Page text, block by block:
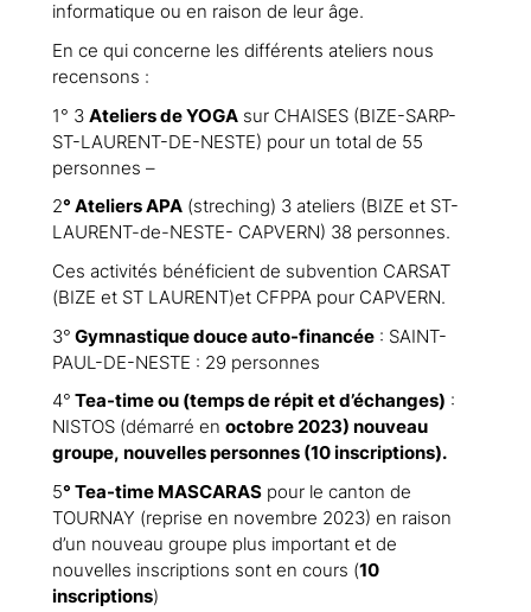
informatique ou en raison de leur âge.
En ce qui concerne les différents ateliers nous
recensons :
1° 3 Ateliers de YOGAsur CHAISES (BIZE-SARP-
ST-LAURENT-DE-NESTE) pour un total de 55
personnes –
2° Ateliers APA(streching) 3 ateliers (BIZE et ST-
LAURENT-de-NESTE- CAPVERN) 38 personnes.
Ces activités bénéficient de subvention CARSAT
(BIZE et ST LAURENT)et CFPPA pour CAPVERN.
3° Gymnastique douce auto-financée: SAINT-
PAUL-DE-NESTE : 29 personnes
4° Tea-time ou (temps de répit et d’échanges) :
NISTOS (démarré en octobre 2023) nouveau
groupe, nouvelles personnes (10 inscriptions).
5° Tea-time MASCARASpour le canton de
TOURNAY (reprise en novembre 2023) en raison
d’un nouveau groupe plus important et de
nouvelles inscriptions sont en cours (10
inscriptions)